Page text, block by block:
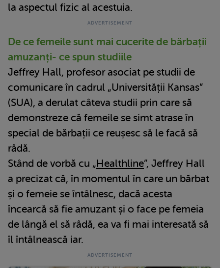
la aspectul fizic al acestuia.
De ce femeile sunt mai cucerite de bărbații
amuzanți- ce spun studiile
Jeffrey Hall, profesor asociat pe studii de
comunicare în cadrul „Universității Kansas”
(SUA), a derulat câteva studii prin care să
demonstreze că femeile se simt atrase în
special de bărbații ce reușesc să le facă să
râdă.
Stând de vorbă cu „Healthline”, Jeffrey Hall
a precizat că, în momentul în care un bărbat
și o femeie se întâlnesc, dacă acesta
încearcă să fie amuzant și o face pe femeia
de lângă el să râdă, ea va fi mai interesată să
îl întâlnească iar.